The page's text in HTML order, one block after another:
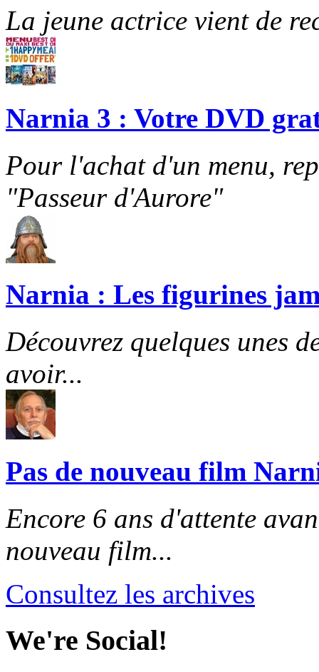
La jeune actrice vient de
Narnia 3 : Votre DVD
Pour l'achat d'un menu,
"Passeur d'Aurore"
Narnia : Les figurines
Découvrez quelques unes
avoir...
Pas de nouveau film
Encore 6 ans d'attente
nouveau film...
Consultez les archives
We're Social!